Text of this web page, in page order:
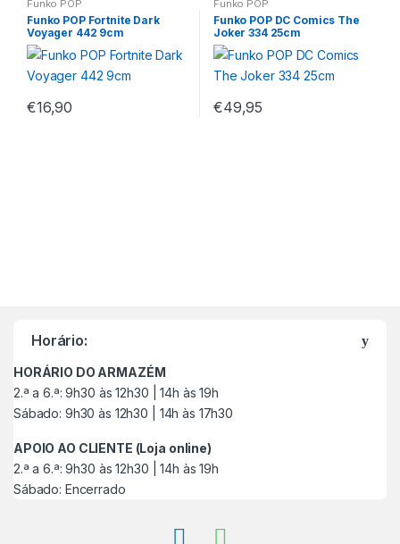
Funko POP
Funko POP Fortnite Dark
Voyager 442 9cm
€16,90
Funko POP
Funko POP DC Comics The
Joker 334 25cm
€49,95
Horário:
HORÁRIO DO ARMAZÉM
2.ª a 6.ª: 9h30 às 12h30 | 14h às 19h
Sábado: 9h30 às 12h30 | 14h às 17h30
APOIO AO CLIENTE (Loja online)
2.ª a 6.ª: 9h30 às 12h30 | 14h às 19h
Sábado: Encerrado